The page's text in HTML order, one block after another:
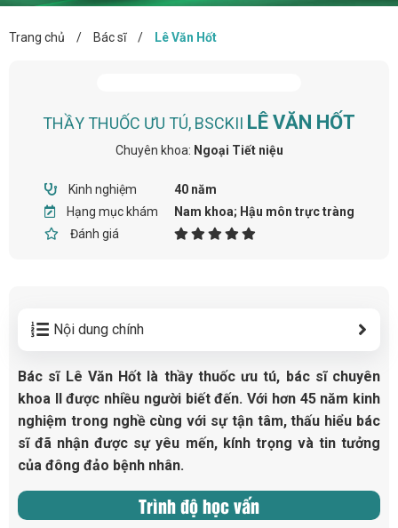
Trang chủ / Bác sĩ / Lê Văn Hốt
THẦY THUỐC ƯU TÚ, BSCKII LÊ VĂN HỐT
Chuyên khoa: Ngoại Tiết niệu
Kinh nghiệm
40 năm
Hạng mục khám
Nam khoa; Hậu môn trực tràng
Đánh giá
Nội dung chính
Bác sĩ Lê Văn Hốt là thầy thuốc ưu tú, bác sĩ chuyên
khoa II được nhiều người biết đến. Với hơn 45 năm kinh
nghiệm trong nghề cùng với sự tận tâm, thấu hiểu bác
sĩ đã nhận được sự yêu mến, kính trọng và tin tưởng
của đông đảo bệnh nhân.
Trình độ học vấn